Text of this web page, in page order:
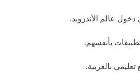
عالم الأندرويد.
بأنفسهم.
بالعربية.